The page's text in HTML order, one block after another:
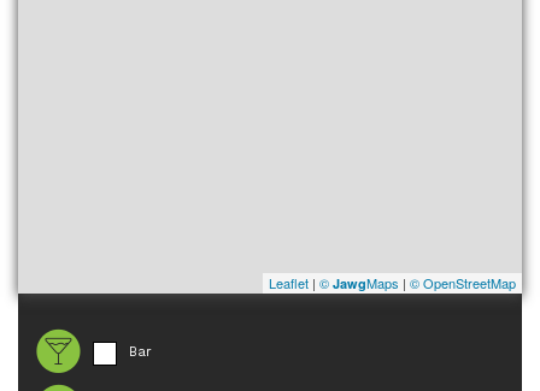
Leaflet | © JawgMaps | © OpenStreetMap
Bar